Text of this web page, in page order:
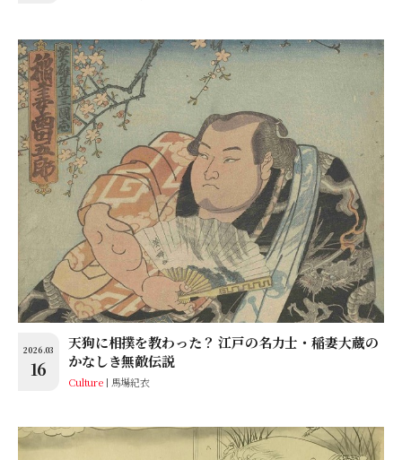
2026.03
16
天狗に相撲を教わった？ 江戸の名力士・稲妻大蔵の
かなしき無敵伝説
Culture 馬場紀衣